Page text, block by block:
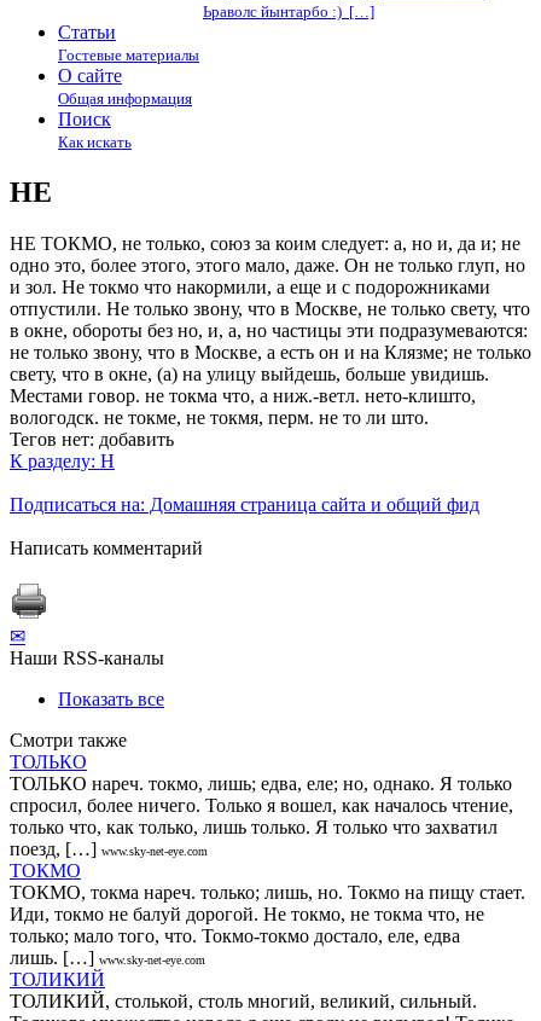
Ьраволс йынтарбо :) […]
Статьи
Гостевые материалы
О сайте
Общая информация
Поиск
Как искать
НЕ
НЕ ТОКМО, не только, союз за коим следует: а, но и, да и; не
одно это, более этого, этого мало, даже. Он не только глуп, но
и зол. Не токмо что накормили, а еще и с подорожниками
отпустили. Не только звону, что в Москве, не только свету, что
в окне, обороты без но, и, а, но частицы эти подразумеваются:
не только звону, что в Москве, а есть он и на Клязме; не только
свету, что в окне, (а) на улицу выйдешь, больше увидишь.
Местами говор. не токма что, а ниж.-ветл. нето-клишто,
вологодск. не токме, не токмя, перм. не то ли што.
Тегов нет: добавить
К разделу: Н
Подписаться на: Домашняя страница сайта и общий фид
Написать комментарий
✉
Наши RSS-каналы
Показать все
Смотри также
ТОЛЬКО
ТОЛЬКО нареч. токмо, лишь; едва, еле; но, однако. Я только
спросил, более ничего. Только я вошел, как началось чтение,
только что, как только, лишь только. Я только что захватил
поезд, […] www.sky-net-eye.com
ТОКМО
ТОКМО, токма нареч. только; лишь, но. Токмо на пищу стает.
Иди, токмо не балуй дорогой. Не токмо, не токма что, не
только; мало того, что. Токмо-токмо достало, еле, едва
лишь. […] www.sky-net-eye.com
ТОЛИКИЙ
ТОЛИКИЙ, столькой, столь многий, великий, сильный.